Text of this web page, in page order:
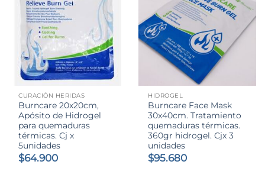
CURACIÓN HERIDAS
Burncare 20x20cm,
Apósito de Hidrogel
para quemaduras
térmicas. Cj x
5unidades
$64.900
HIDROGEL
Burncare Face Mask
30x40cm. Tratamiento
quemaduras térmicas.
360gr hidrogel. Cjx 3
unidades
$95.680